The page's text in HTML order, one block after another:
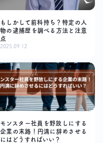
もしかして前科持ち？特定の人
物の逮捕歴を調べる方法と注意
点
2025.09.12
モンスター社員を野放しにする
企業の末路！円満に辞めさせる
にはどうすればいい？